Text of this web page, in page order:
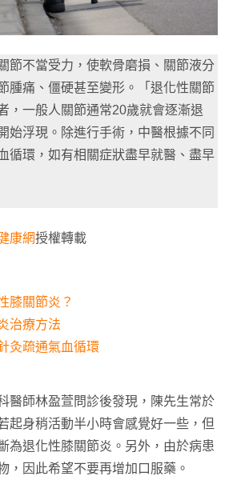
節不當受力，使軟骨磨損、關節液分
腫痛、僵硬甚至變形。「退化性關節
，一般人關節通常20歲就會逐漸退
始浮現。除進行手術，中醫根據不同
循環，如有相關症狀盡早就醫、盡早
康網授權轉載
膝關節炎？
治療方法
灸疏通氣血循環
醫師林盈萱問診後發現，陳先生常於
起身稍活動半小時會感覺好一些，但
為退化性膝關節炎。另外，由於病患
，因此希望不要再增加口服藥。